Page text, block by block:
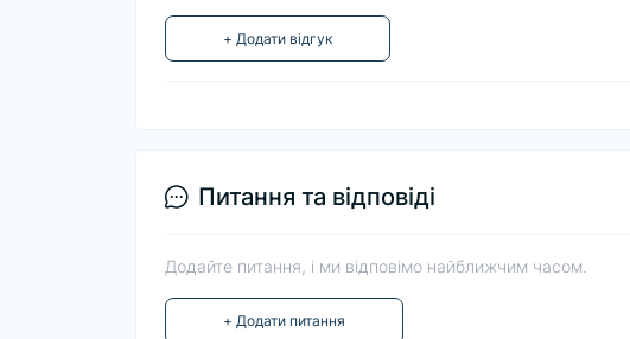
+ Додати відгук
Питання та відповіді
Додайте питання, і ми відповімо найближчим часом.
+ Додати питання